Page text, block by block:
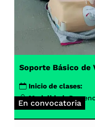
En convocatoria
Soporte Básico de
Inicio de clases:
Modalidad: